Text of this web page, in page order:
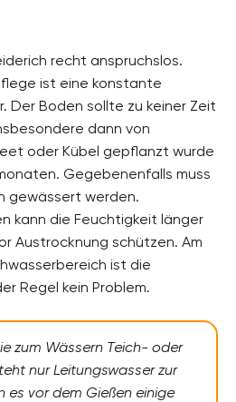
recht anspruchslos.
ist eine konstante
Der Boden sollte zu keiner Zeit
dann von
oder Kübel gepflanzt wurde
Gegebenenfalls muss
gewässert werden.
kann die Feuchtigkeit länger
Austrocknung schützen. Am
ist die
Regel kein Problem.
zum Wässern Teich- oder
nur Leitungswasser zur
es vor dem Gießen einige